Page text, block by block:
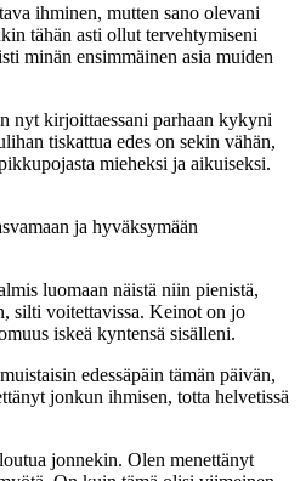
ihminen, mutten sano olevani
tähän asti ollut tervehtymiseni
minän ensimmäinen asia muiden
nyt kirjoittaessani parhaan kykyni
tiskattua edes on sekin vähän,
mieheksi ja aikuiseksi.
ja hyväksymään
luomaan näistä niin pienistä,
silti voitettavissa. Keinot on jo
iskeä kyntensä sisälleni.
edessäpäin tämän päivän,
jonkun ihmisen, totta helvetissä
jon­nekin. Olen menettänyt